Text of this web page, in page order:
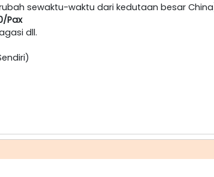
sewaktu-waktu dari kedutaan besar
Pax
dll.